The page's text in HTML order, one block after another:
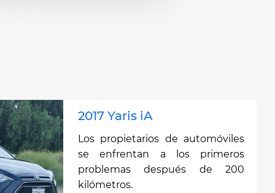
2017 Yaris iA
Los propietarios de automóviles
se enfrentan a los primeros
problemas después de 200
kilómetros.